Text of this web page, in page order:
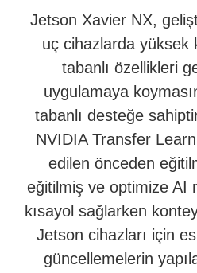
Jetson Xavier NX,
uç cihazlarda yüksek
tabanlı özellikleri
uygulamaya
tabanlı desteğe
NVIDIA Transfer
edilen önceden
eğitilmiş ve optimize AI
kısayol sağlarken
Jetson cihazları için
güncellemelerin